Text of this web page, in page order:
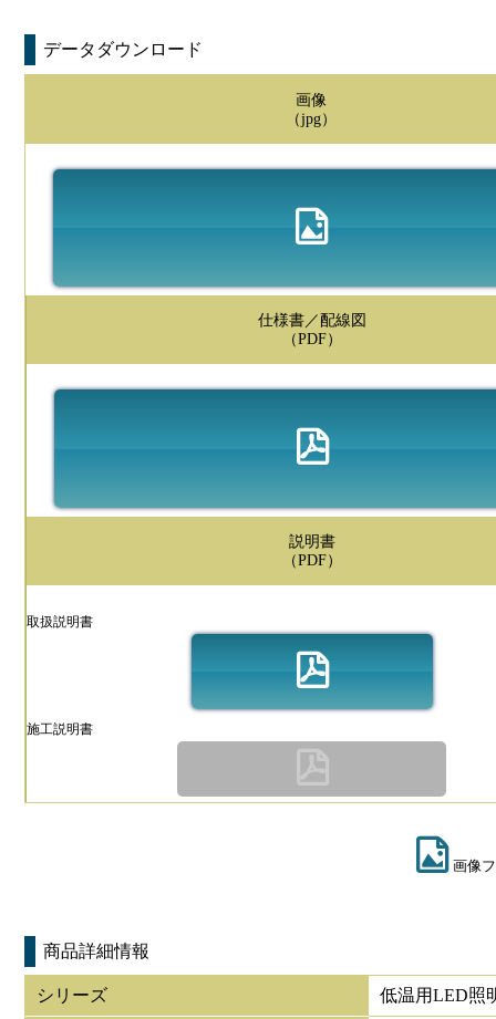
データダウンロード
画像
（jpg）
仕様書／配線図
（PDF）
説明書
（PDF）
取扱説明書
施工説明書
画像
商品詳細情報
シリーズ 低温用LED照